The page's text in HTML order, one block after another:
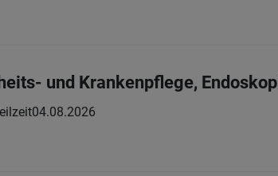
und Krankenpflege,
04.08.2026